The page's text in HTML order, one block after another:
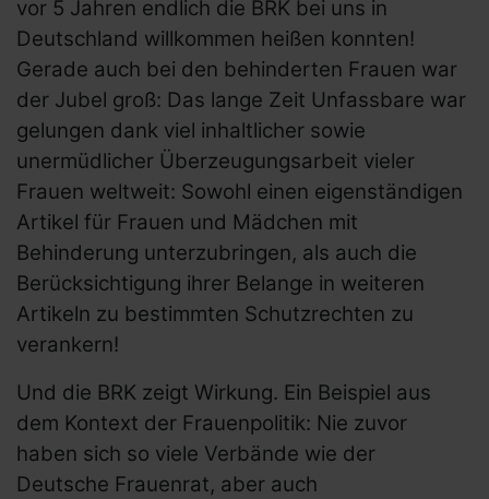
vor 5 Jahren endlich die BRK bei uns in
Deutschland willkommen heißen konnten!
Gerade auch bei den behinderten Frauen war
der Jubel groß: Das lange Zeit Unfassbare war
gelungen dank viel inhaltlicher sowie
unermüdlicher Überzeugungsarbeit vieler
Frauen weltweit: Sowohl einen eigenständigen
Artikel für Frauen und Mädchen mit
Behinderung unterzubringen, als auch die
Berücksichtigung ihrer Belange in weiteren
Artikeln zu bestimmten Schutzrechten zu
verankern!
Und die BRK zeigt Wirkung. Ein Beispiel aus
dem Kontext der Frauenpolitik: Nie zuvor
haben sich so viele Verbände wie der
Deutsche Frauenrat, aber auch